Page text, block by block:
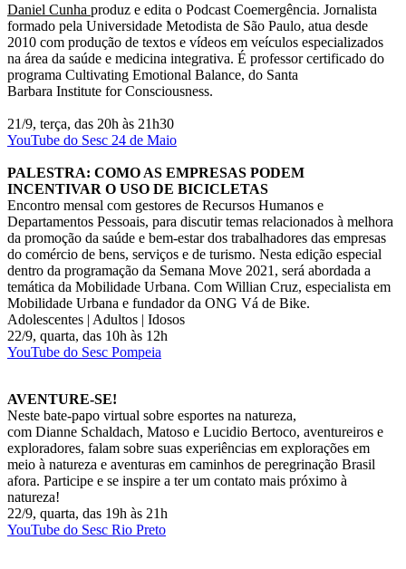
Daniel Cunha produz e edita o Podcast Coemergência. Jornalista
formado pela Universidade Metodista de São Paulo, atua desde
2010 com produção de textos e vídeos em veículos especializados
na área da saúde e medicina integrativa. É professor certificado do
programa Cultivating Emotional Balance, do Santa
Barbara Institute for Consciousness.
21/9, terça, das 20h às 21h30
YouTube do Sesc 24 de Maio
PALESTRA: COMO AS EMPRESAS PODEM
INCENTIVAR O USO DE BICICLETAS
Encontro mensal com gestores de Recursos Humanos e
Departamentos Pessoais, para discutir temas relacionados à melhora
da promoção da saúde e bem-estar dos trabalhadores das empresas
do comércio de bens, serviços e de turismo. Nesta edição especial
dentro da programação da Semana Move 2021, será abordada a
temática da Mobilidade Urbana. Com Willian Cruz, especialista em
Mobilidade Urbana e fundador da ONG Vá de Bike.
Adolescentes | Adultos | Idosos
22/9, quarta, das 10h às 12h
YouTube do Sesc Pompeia
AVENTURE-SE!
Neste bate-papo virtual sobre esportes na natureza,
com Dianne Schaldach, Matoso e Lucidio Bertoco, aventureiros e
exploradores, falam sobre suas experiências em explorações em
meio à natureza e aventuras em caminhos de peregrinação Brasil
afora. Participe e se inspire a ter um contato mais próximo à
natureza!
22/9, quarta, das 19h às 21h
YouTube do Sesc Rio Preto